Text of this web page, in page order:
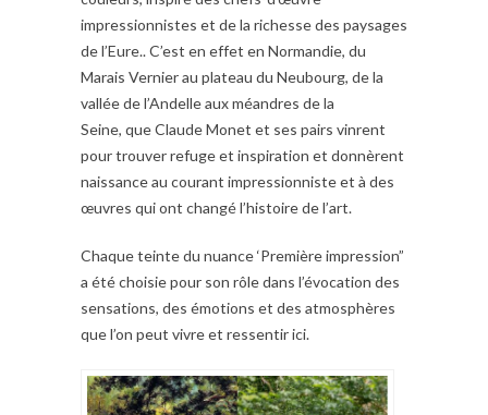
impressionnistes et de la richesse des paysages
de l’Eure.. C’est en effet en Normandie, du
Marais Vernier au plateau du Neubourg, de la
vallée de l’Andelle aux méandres de la
Seine, que Claude Monet et ses pairs vinrent
pour trouver refuge et inspiration et donnèrent
naissance au courant impressionniste et à des
œuvres qui ont changé l’histoire de l’art.
Chaque teinte du nuance ‘Première impression”
a été choisie pour son rôle dans l’évocation des
sensations, des émotions et des atmosphères
que l’on peut vivre et ressentir ici.